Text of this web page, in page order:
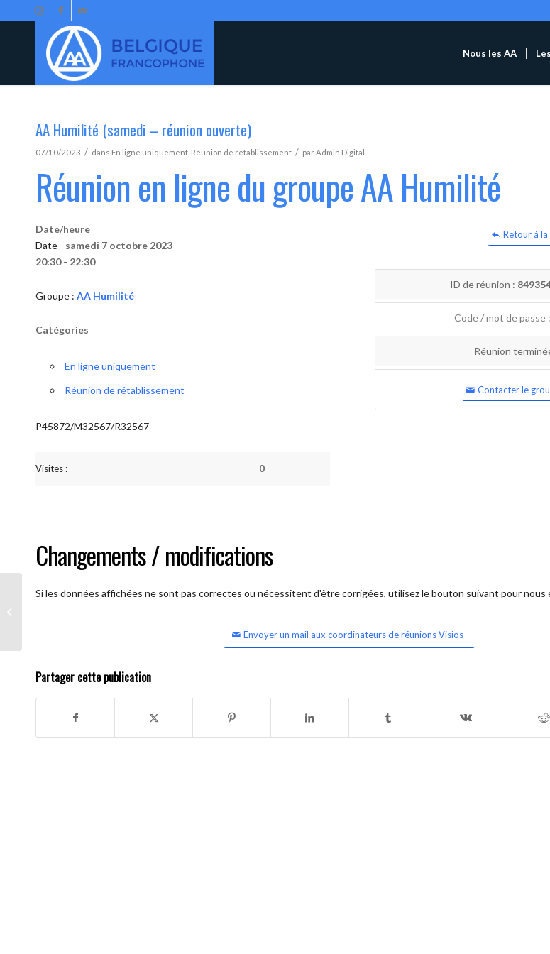
Nous les AA
AA Humilité (samedi – réunion ouverte)
07/10/2023 / dans En ligne uniquement Réunion de rétablissement / parAdmin Digital
Réunion en ligne du groupe AA Humilité
Retour à
Date/heure
Date - samedi 7 octobre 2023
20:30 - 22:30
Groupe : AA Humilité
Catégories
En ligne uniquement
Réunion de rétablissement
P45872/M32567/R32567
Visites : 0
ID de réunion :
Code / mot de passe :
Réunion
Contacter le
Changements / modifications
Si les données affichées ne sont pas correctes ou nécessitent d'être corrigées, utilisez le bouton suivant pour nous
Envoyer un mail aux coordinateurs de réunions Visios
Partager cette publication